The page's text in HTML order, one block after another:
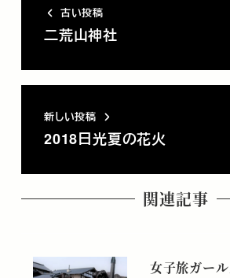
古い投稿
二荒山神社
新しい投稿
2018日光夏の花火
関連記事
女子旅ガー